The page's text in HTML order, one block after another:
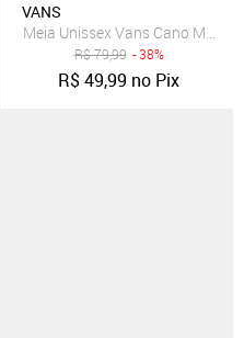
Azul
VANS
Meia Unissex Vans Cano Médio
R$79,99 - 38%
R$49,99 no Pix